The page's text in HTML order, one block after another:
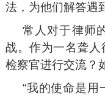
法，为他们解答遇
常人对于律师
战。作为一名聋人
检察官进行交流？
“我的使命是用